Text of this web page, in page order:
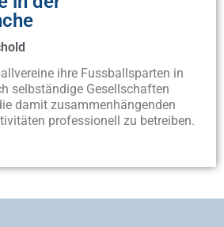
ihre Fussballsparten in
selbständige Gesellschaften
damit zusammenhängenden
professionell zu betreiben.